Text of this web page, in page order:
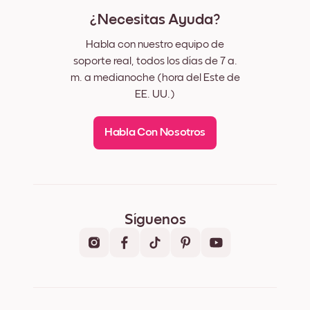
¿Necesitas Ayuda?
Habla con nuestro equipo de
soporte real, todos los días de 7 a.
m. a medianoche (hora del Este de
EE. UU.)
Habla Con Nosotros
Síguenos